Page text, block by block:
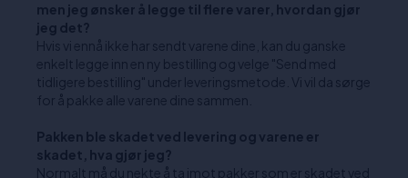
men jeg ønsker å legge til flere varer, hvordan gjør
jeg det?
Hvis vi ennå ikke har sendt varene dine, kan du ganske
enkelt legge inn en ny bestilling og velge "Send med
tidligere bestilling" under leveringsmetode. Vi vil da sørge
for å pakke alle varene dine sammen.
Pakken ble skadet ved levering og varene er
skadet, hva gjør jeg?
Normalt må du nekte å ta imot pakker som er skadet ved